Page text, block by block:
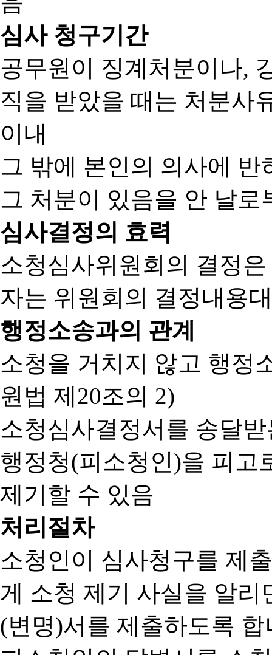
심사 청구기간
공무원이 징계처분이나,
직을 받았을 때는 처분사
이내
그 밖에 본인의 의사에
그 처분이 있음을 안 날로
심사결정의 효력
소청심사위원회의 결정
자는 위원회의 결정내용
행정소송과의 관계
소청을 거치지 않고 행정
원법 제20조의 2)
소청심사결정서를 송달
행정청(피소청인)을 피고
제기할 수 있음
처리절차
소청인이 심사청구를 제
게 소청 제기 사실을 알
(변명)서를 제출하도록 합